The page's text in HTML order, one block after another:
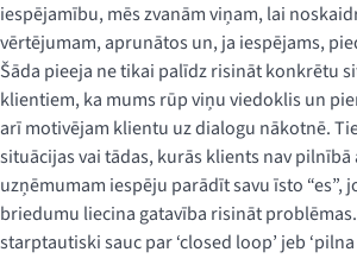
iespējamību, mēs zvanām viņam, lai
vērtējumam, aprunātos un, ja iespējams,
Šāda pieeja ne tikai palīdz risināt konkrētu
klientiem, ka mums rūp viņu viedoklis un
arī motivējam klientu uz dialogu nākotnē.
situācijas vai tādas, kurās klients nav
uzņēmumam iespēju parādīt savu īsto “es”,
briedumu liecina gatavība risināt
starptautiski sauc par ‘closed loop’ jeb